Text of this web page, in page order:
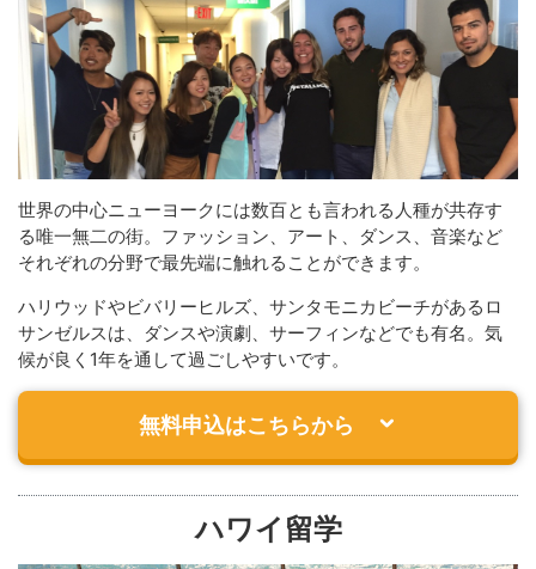
世界の中心ニューヨークには数百とも言われる人種が共存す
る唯一無二の街。ファッション、アート、ダンス、音楽など
それぞれの分野で最先端に触れることができます。
ハリウッドやビバリーヒルズ、サンタモニカビーチがあるロ
サンゼルスは、ダンスや演劇、サーフィンなどでも有名。気
候が良く1年を通して過ごしやすいです。
無料申込はこちらから
ハワイ留学